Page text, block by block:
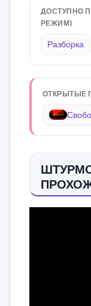
ДОСТУПНО
РЕЖИМ)
Разборка
ОТКРЫТЫЕ